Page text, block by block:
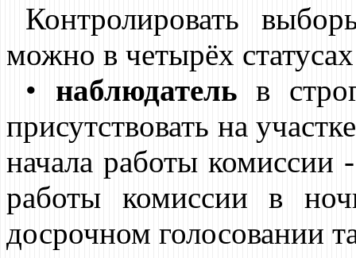
Контролировать
можно в четырёх
• наблюдатель в
присутствовать на
начала работы комиссии
работы комиссии в
досрочном голосовании